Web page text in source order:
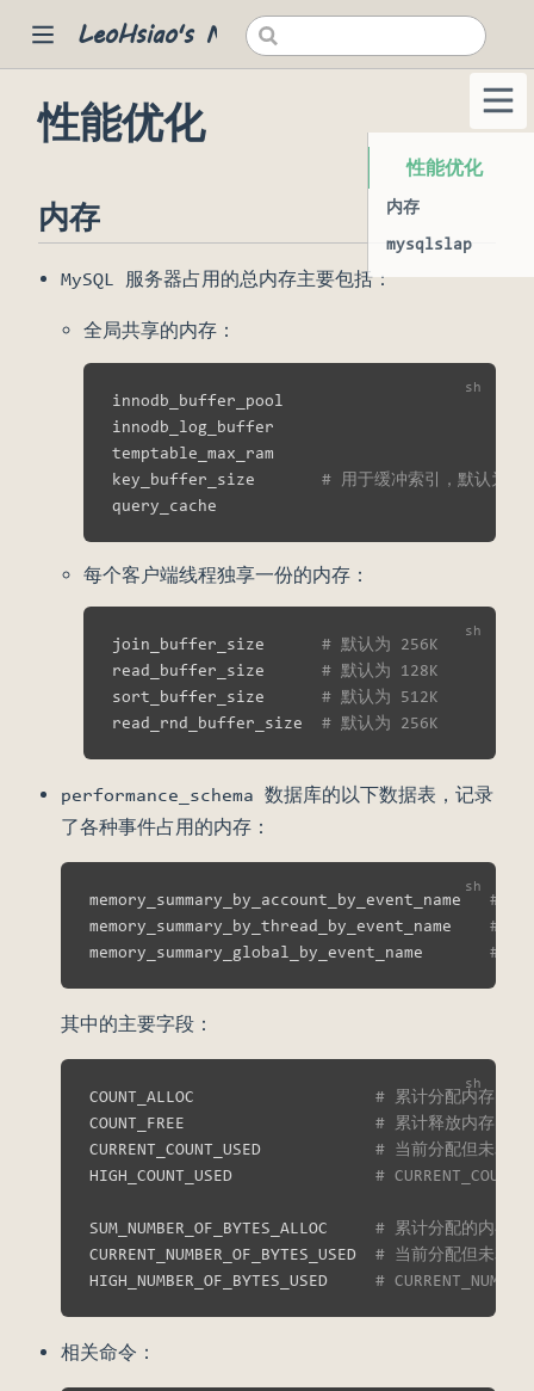
LeoHsiao's Notes
window)
性能优化
内存
MySQL 服务器占用的总内存主要包括：
全局共享的内存：
innodb_buffer_pool
innodb_log_buffer
temptable_max_ram
key_buffer_size # 用于缓冲索引，默认为
每个客户端线程独享一份的内存：
join_buffer_size # 默认为 256K
read_buffer_size # 默认为 128K
sort_buffer_size # 默认为 512K
read_rnd_buffer_size # 默认为 256K
performance_schema 数据库的以下数据表，记录
了各种事件占用的内存：
memory_summary_by_account_by_event_name # 各
memory_summary_by_thread_by_event_name # 各
memory_summary_global_by_event_name # 各
其中的主要字段：
COUNT_ALLOC # 累计分配内存的次
COUNT_FREE # 累计释放内存的次
CURRENT_COUNT_USED # 当前分配但未释放
HIGH_COUNT_USED #
SUM_NUMBER_OF_BYTES_ALLOC # 累计分配的内存量
CURRENT_NUMBER_OF_BYTES_USED # 当前分配但未释放
HIGH_NUMBER_OF_BYTES_USED #
相关命令：
性能优化
内存
mysqlslap